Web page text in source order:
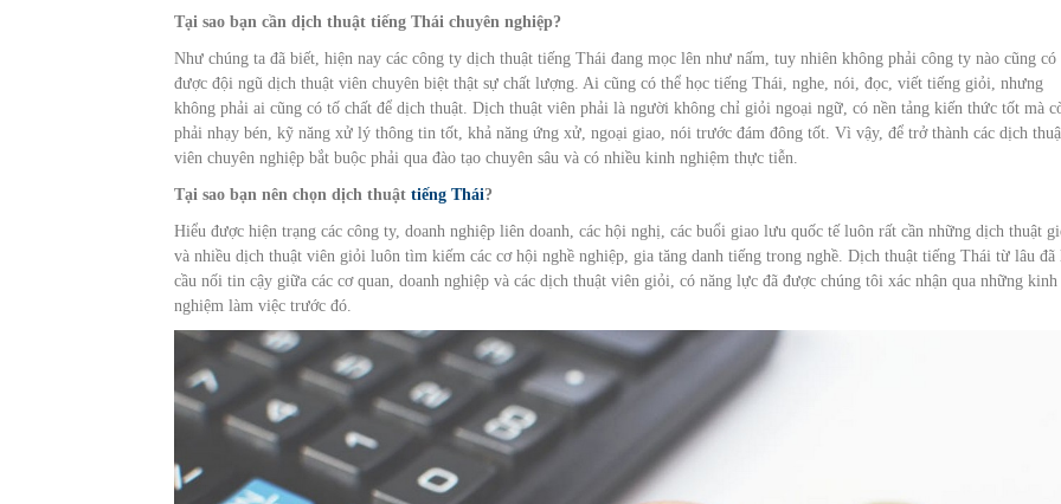
Tại sao bạn cần dịch thuật tiếng Thái chuyên nghiệp?
Như chúng ta đã biết, hiện nay các công ty dịch thuật tiếng Thái đang mọc lên như nấm, tuy nhiên không phải công ty nào cũng có
được đội ngũ dịch thuật viên chuyên biệt thật sự chất lượng. Ai cũng có thể học tiếng Thái, nghe, nói, đọc, viết tiếng giỏi, nhưng
không phải ai cũng có tố chất để dịch thuật. Dịch thuật viên phải là người không chỉ giỏi ngoại ngữ, có nền tảng kiến thức tốt mà
phải nhạy bén, kỹ năng xử lý thông tin tốt, khả năng ứng xử, ngoại giao, nói trước đám đông tốt. Vì vậy, để trở thành các dịch
viên chuyên nghiệp bắt buộc phải qua đào tạo chuyên sâu và có nhiều kinh nghiệm thực tiễn.
Tại sao bạn nên chọn dịch thuật tiếng Thái?
Hiểu được hiện trạng các công ty, doanh nghiệp liên doanh, các hội nghị, các buổi giao lưu quốc tế luôn rất cần những dịch thuật
và nhiều dịch thuật viên giỏi luôn tìm kiếm các cơ hội nghề nghiệp, gia tăng danh tiếng trong nghề. Dịch thuật tiếng Thái từ lâu đã
cầu nối tin cậy giữa các cơ quan, doanh nghiệp và các dịch thuật viên giỏi, có năng lực đã được chúng tôi xác nhận qua những kinh
nghiệm làm việc trước đó.